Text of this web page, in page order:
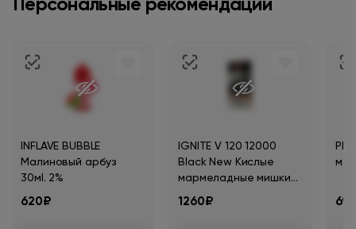
Персональные рекомендации
INFLAVE BUBBLE
Малиновый арбуз
30мl. 2%
620₽
IGNITE V 120 12000
Black New Кислые
мармеладные мишки
2%
1260₽